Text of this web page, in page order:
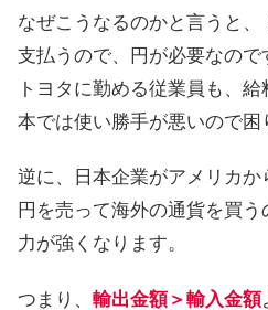
なぜこうなるのかと言うと
支払うので、円が必要なので
トヨタに勤める従業員も、
本では使い勝手が悪いので困
逆に、日本企業がアメリカか
円を売って海外の通貨を買う
力が強くなります。
つまり、 輸出金額＞輸入金額